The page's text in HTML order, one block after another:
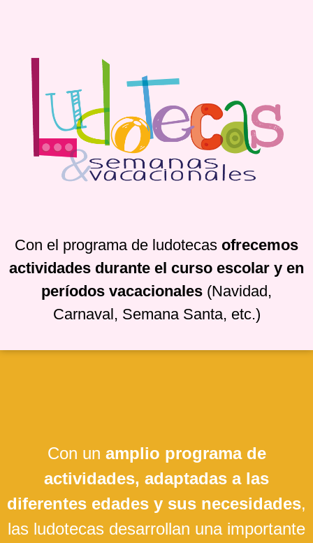
Con el programa de ludotecas ofrecemos
actividades durante el curso escolar y en
períodos vacacionales (Navidad,
Carnaval, Semana Santa, etc.)
Con un amplio programa de
actividades, adaptadas a las
diferentes edades y sus necesidades,
las ludotecas desarrollan una importante